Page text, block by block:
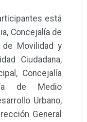
está
Concejalía de
de Movilidad y
Ciudadana,
Concejalía
de Medio
Urbano,
General